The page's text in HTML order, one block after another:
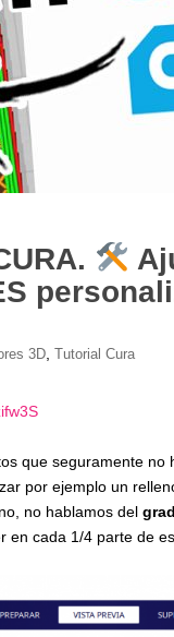
3D, Tutorial Cura
que seguramente no
por ejemplo un
no hablamos del
en cada 1/4 parte de